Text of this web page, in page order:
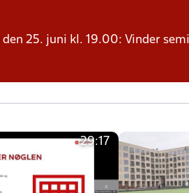
25. juni kl. 19.00: Vinder
29:17